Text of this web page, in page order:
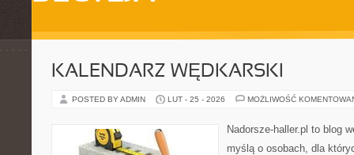
KALENDARZ WĘDKARSKI
POSTED BY ADMIN LUT - 25 - 2026 MOŻLIWOŚĆ
Nadorsze-haller.pl to blog
myślą o osobach, dla